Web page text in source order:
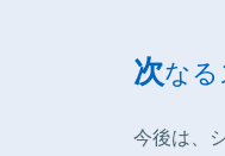
次なる
今後は、